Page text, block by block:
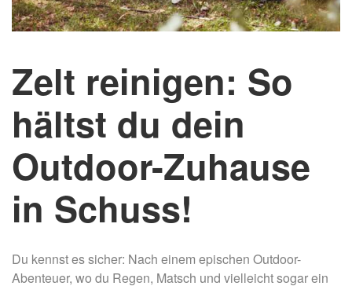
Zelt reinigen: So
hältst du dein
Outdoor-Zuhause
in Schuss!
Du kennst es sicher: Nach einem epischen Outdoor-
Abenteuer, wo du Regen, Matsch und vielleicht sogar ein